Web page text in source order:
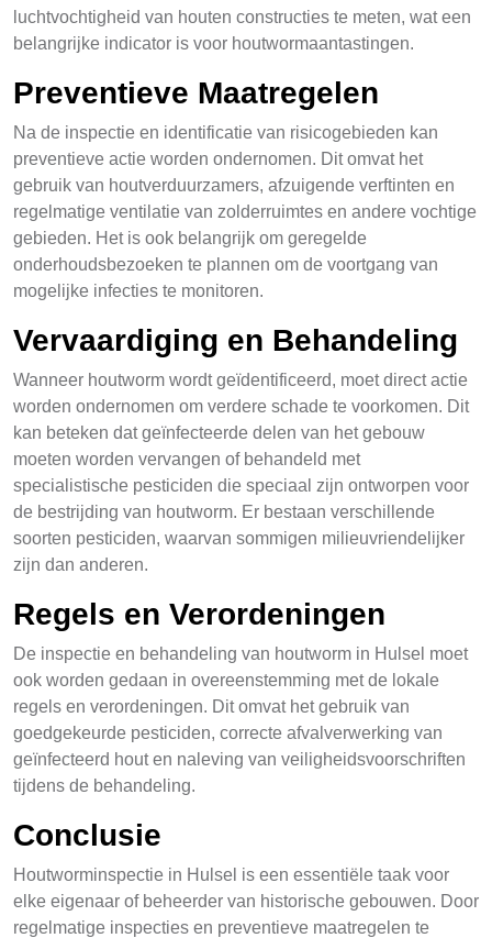
luchtvochtigheid van houten constructies te meten, wat een
belangrijke indicator is voor houtwormaantastingen.
Preventieve Maatregelen
Na de inspectie en identificatie van risicogebieden kan
preventieve actie worden ondernomen. Dit omvat het
gebruik van houtverduurzamers, afzuigende verftinten en
regelmatige ventilatie van zolderruimtes en andere vochtige
gebieden. Het is ook belangrijk om geregelde
onderhoudsbezoeken te plannen om de voortgang van
mogelijke infecties te monitoren.
Vervaardiging en Behandeling
Wanneer houtworm wordt geïdentificeerd, moet direct actie
worden ondernomen om verdere schade te voorkomen. Dit
kan beteken dat geïnfecteerde delen van het gebouw
moeten worden vervangen of behandeld met
specialistische pesticiden die speciaal zijn ontworpen voor
de bestrijding van houtworm. Er bestaan verschillende
soorten pesticiden, waarvan sommigen milieuvriendelijker
zijn dan anderen.
Regels en Verordeningen
De inspectie en behandeling van houtworm in Hulsel moet
ook worden gedaan in overeenstemming met de lokale
regels en verordeningen. Dit omvat het gebruik van
goedgekeurde pesticiden, correcte afvalverwerking van
geïnfecteerd hout en naleving van veiligheidsvoorschriften
tijdens de behandeling.
Conclusie
Houtworminspectie in Hulsel is een essentiële taak voor
elke eigenaar of beheerder van historische gebouwen. Door
regelmatige inspecties en preventieve maatregelen te